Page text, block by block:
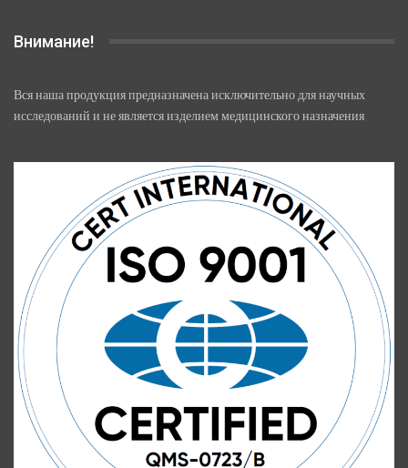
Внимание!
Вся наша продукция предназначена исключительно для научных
исследований и не является изделием медицинского назначения